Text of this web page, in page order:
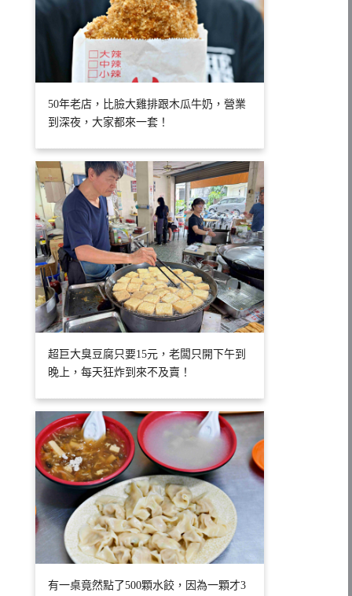
50年老店，比臉大雞排跟木瓜牛奶，營業
到深夜，大家都來一套！
超巨大臭豆腐只要15元，老闆只開下午到
晚上，每天狂炸到來不及賣！
有一桌竟然點了500顆水餃，因為一顆才3